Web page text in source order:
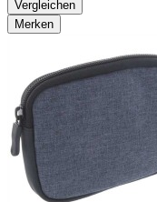
Vergleichen
Merken